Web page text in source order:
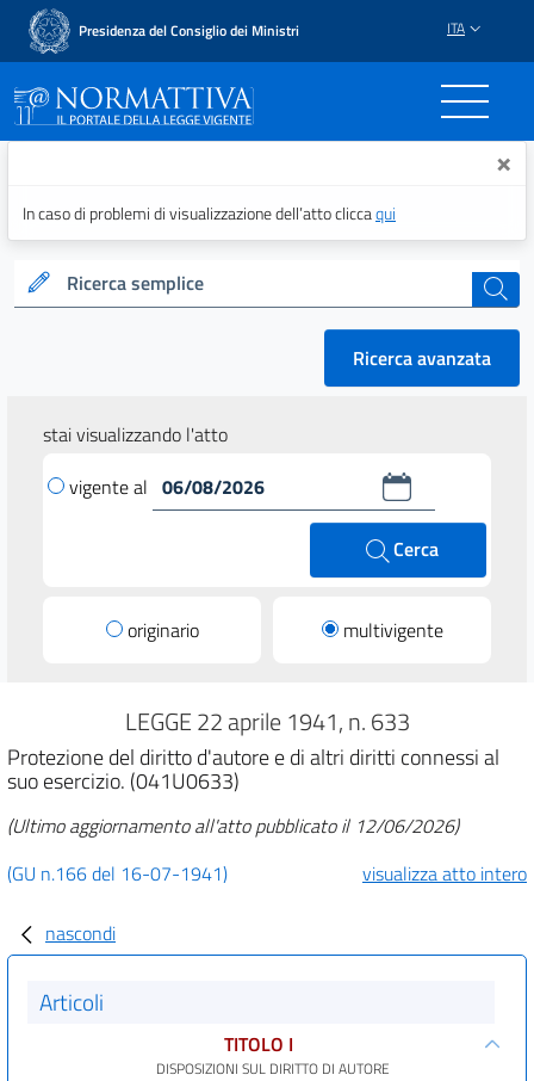
Presidenza del Consiglio dei Ministri ITA
Normattiva - Il portale ×
In caso di problemi di visualizzazione dell’atto cliccaqui
Ricerca semplice cerca
Ricerca avanzata
stai visualizzando l'atto
vigente al
Cerca
originario multivigente
LEGGE 22 aprile 1941, n. 633
Protezione del diritto d'autore e di altri diritti connessi al
suo esercizio. (041U0633)
(Ultimo aggiornamento all'atto pubblicato il 12/06/2026)
(GU n.166 del 16-07-1941)
visualizza atto intero
nascondi
Articoli
TITOLO I
DISPOSIZIONI SUL DIRITTO DI AUTORE